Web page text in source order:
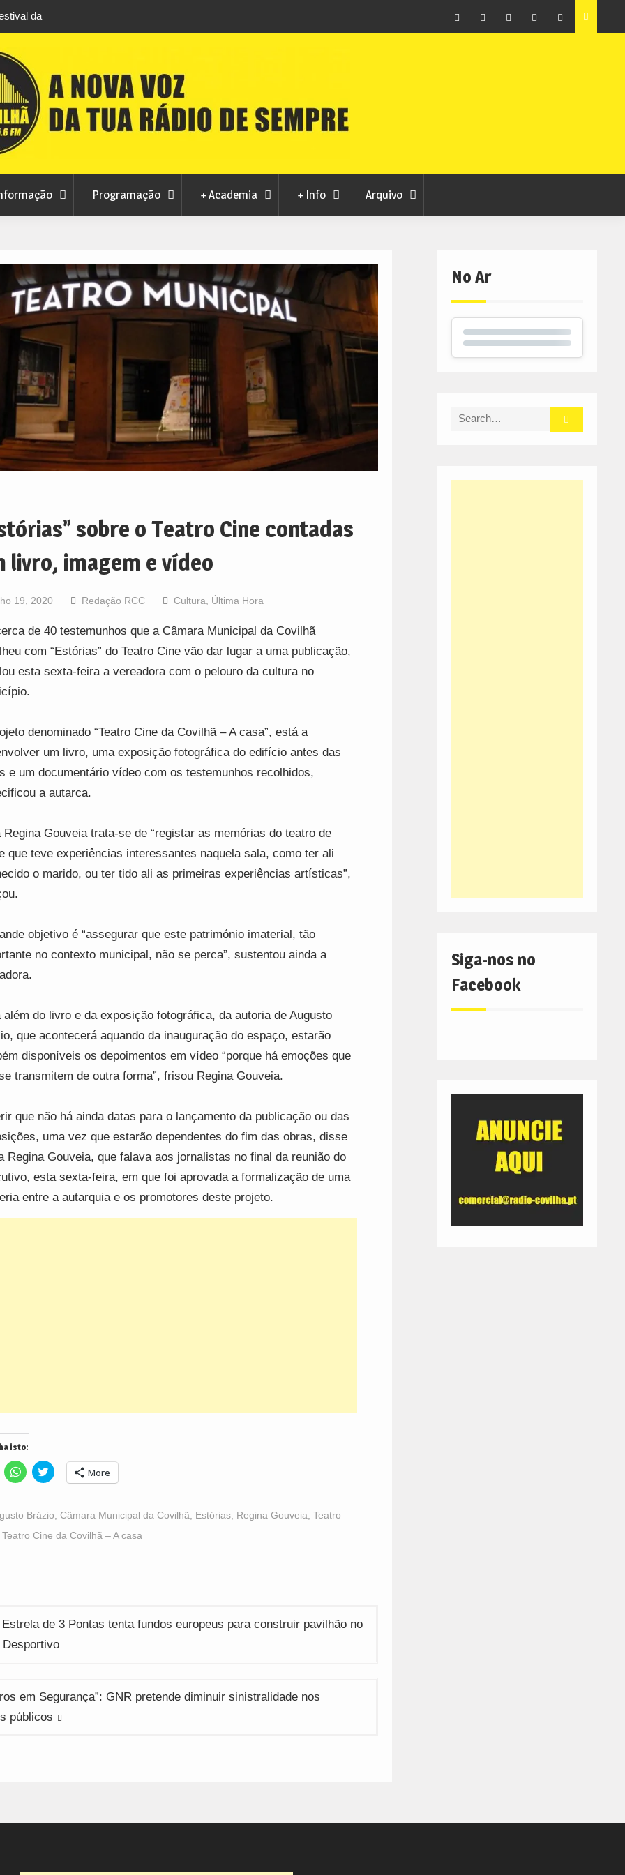
da
levou milhares de visitantes a Penamacor
Covilhã avança com a desmaterialização do Arquivo
Municipal
Programação + Academia + Info Arquivo
sobre o Teatro Cine contadas
livro, imagem e vídeo
19, 2020 Redação RCC Cultura, Última Hora
de 40 testemunhos que a Câmara Municipal da Covilhã
com “Estórias” do Teatro Cine vão dar lugar a uma publicação,
esta sexta-feira a vereadora com o pelouro da cultura no
denominado “Teatro Cine da Covilhã – A casa”, está a
um livro, uma exposição fotográfica do edifício antes das
e um documentário vídeo com os testemunhos recolhidos,
a autarca.
Regina Gouveia trata-se de “registar as memórias do teatro de
que teve experiências interessantes naquela sala, como ter ali
o marido, ou ter tido ali as primeiras experiências artísticas”,
objetivo é “assegurar que este património imaterial, tão
no contexto municipal, não se perca”, sustentou ainda a
além do livro e da exposição fotográfica, da autoria de Augusto
que acontecerá aquando da inauguração do espaço, estarão
disponíveis os depoimentos em vídeo “porque há emoções que
transmitem de outra forma”, frisou Regina Gouveia.
que não há ainda datas para o lançamento da publicação ou das
uma vez que estarão dependentes do fim das obras, disse
Regina Gouveia, que falava aos jornalistas no final da reunião do
esta sexta-feira, em que foi aprovada a formalização de uma
entre a autarquia e os promotores deste projeto.
isto:
in
Click
to
(Opens
new
window)
Click
to
(Opens
new
window)
More
Brázio, Câmara Municipal da Covilhã, Estórias, Regina Gouveia, Teatro
Teatro Cine da Covilhã – A casa
de 3 Pontas tenta fundos europeus para construir pavilhão no
Desportivo
em Segurança”: GNR pretende diminuir sinistralidade nos
públicos
No Ar
Search
Siga-nos no
Facebook